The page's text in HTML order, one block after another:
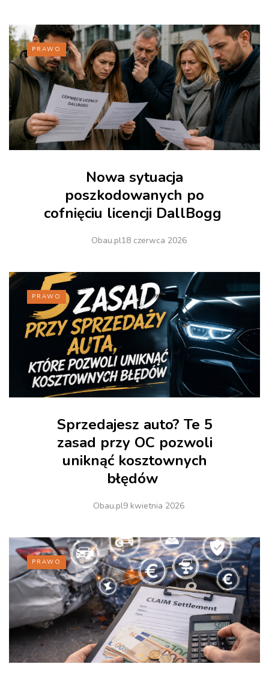
PRAWO
Nowa sytuacja
poszkodowanych po
cofnięciu licencji DallBogg
Obau.pl18 czerwca 2026
PRAWO
Sprzedajesz auto? Te 5
zasad przy OC pozwoli
uniknąć kosztownych
błędów
Obau.pl9 kwietnia 2026
PRAWO